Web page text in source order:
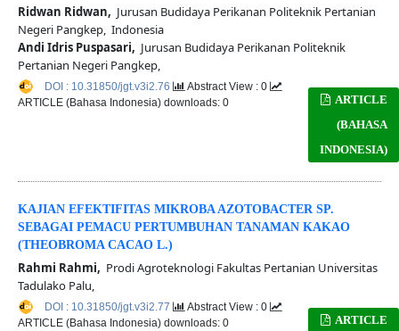
Ridwan Ridwan, Jurusan Budidaya Perikanan Politeknik Pertanian
Negeri Pangkep, Indonesia
Andi Idris Puspasari, Jurusan Budidaya Perikanan Politeknik
Pertanian Negeri Pangkep,
ARTICLE
(BAHASA
INDONESIA)
DOI : 10.31850/jgt.v3i2.76
Abstract View : 0
ARTICLE (Bahasa Indonesia) downloads: 0
KAJIAN EFEKTIFITAS MIKROBA AZOTOBACTER SP.
SEBAGAI PEMACU PERTUMBUHAN TANAMAN KAKAO
(THEOBROMA CACAO L.)
Rahmi Rahmi, Prodi Agroteknologi Fakultas Pertanian Universitas
Tadulako Palu,
ARTICLE
DOI : 10.31850/jgt.v3i2.77
Abstract View : 0
ARTICLE (Bahasa Indonesia) downloads: 0